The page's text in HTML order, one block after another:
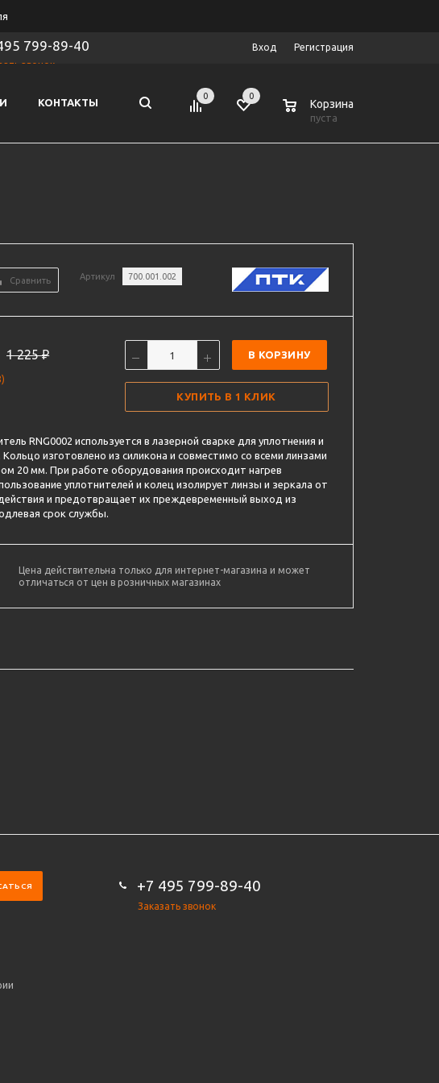
799-89-40
звонок
Вход Регистрация
КОНТАКТЫ
0 0
Корзина
пуста
Сравнить Артикул 700.001.002
1 225₽ В КОРЗИНУ
КУПИТЬ В 1 КЛИК
RNG0002 используется в лазерной сварке для уплотнения и
изготовлено из силикона и совместимо со всеми линзами
20 мм. При работе оборудования происходит нагрев
уплотнителей и колец изолирует линзы и зеркала от
и предотвращает их преждевременный выход из
срок службы.
Цена действительна только для интернет-магазина и может
отличаться от цен в розничных магазинах
+7 495 799-89-40
Заказать звонок